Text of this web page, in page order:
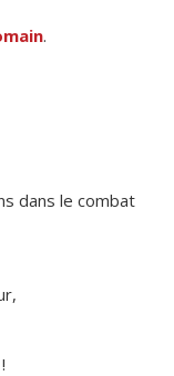
.
dans le combat